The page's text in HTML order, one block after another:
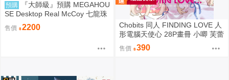
預購
『大師級』預購 MEGAHOU
SE Desktop Real McCoy 七龍珠
06 孫悟空&布瑪 限定復刻版
售價 2200
Chobits 同人 FINDING LOVE 人
形電腦天使心 28P畫冊 小唧 芙蕾
雅 繪師：Bee Bee
售價 390